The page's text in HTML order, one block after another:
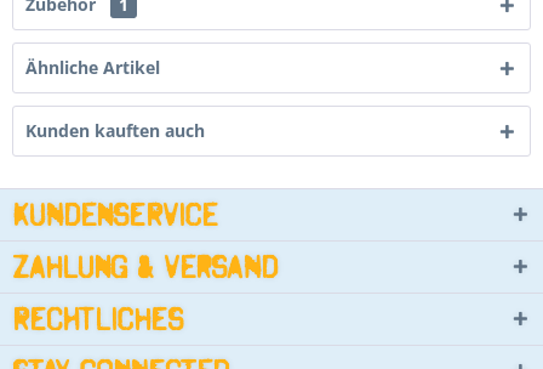
Ähnliche Artikel
Kunden kauften auch
Kundenservice
Zahlung & Versand
Rechtliches